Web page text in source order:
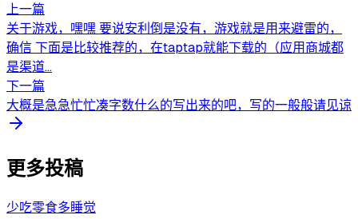
上一篇
关于游戏，嘿嘿 要说安利倒是没有，游戏就是用来避雷的，
确信 下面是比较推荐的，在taptap就能下载的（应用商城都
是渠道...
下一篇
大概是急急忙忙凑字数什么的写出来的吧，写的一般般请见谅
更多投稿
少吃零食多睡觉